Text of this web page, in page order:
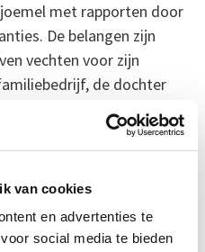
van cookies
en advertenties te
social media te bieden
met rapporten door
De belangen zijn
vechten voor zijn
de dochter
Plug vraagt zich wel af of
het bittere einde te
eigenlijk zijn pensioen.
hem, maar de